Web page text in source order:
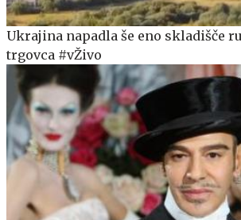
Ukrajina napadla še eno skladišče
trgovca #vŽivo